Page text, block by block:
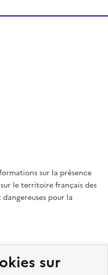
sur
sur la présence
le territoire français des
pour la
DGAC